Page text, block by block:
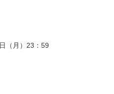
（月）23：59